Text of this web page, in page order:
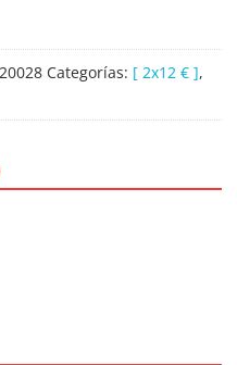
Categorías: [ 2x12 € ],